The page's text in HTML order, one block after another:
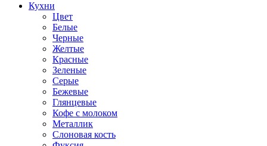
Кухни
Цвет
Белые
Черные
Желтые
Красные
Зеленые
Серые
Бежевые
Глянцевые
Кофе с молоком
Металлик
Слоновая кость